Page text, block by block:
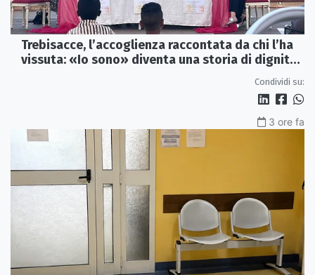
Trebisacce, l’accoglienza raccontata da chi l’ha
vissuta: «Io sono» diventa una storia di dignità
Condividi su:
3 ore fa